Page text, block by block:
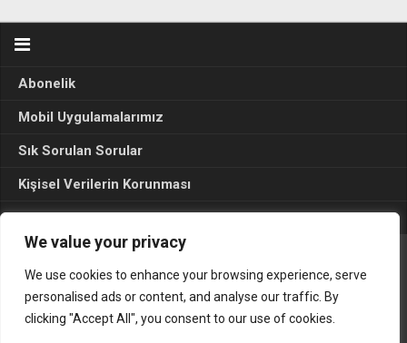
We value your privacy
We use cookies to enhance your browsing experience, serve
personalised ads or content, and analyse our traffic. By
clicking "Accept All", you consent to our use of cookies.
Abonelik
Mobil Uygulamalarımız
Sık Sorulan Sorular
Kişisel Verilerin Korunması
Seçim Sonuçları 2024
Gerçek Hayat © 2015. Her hakkı sakldır.